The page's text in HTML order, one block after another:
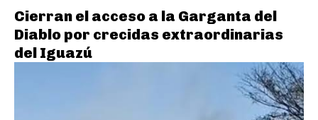
Cierran el acceso a la Garganta del
Diablo por crecidas extraordinarias
del Iguazú